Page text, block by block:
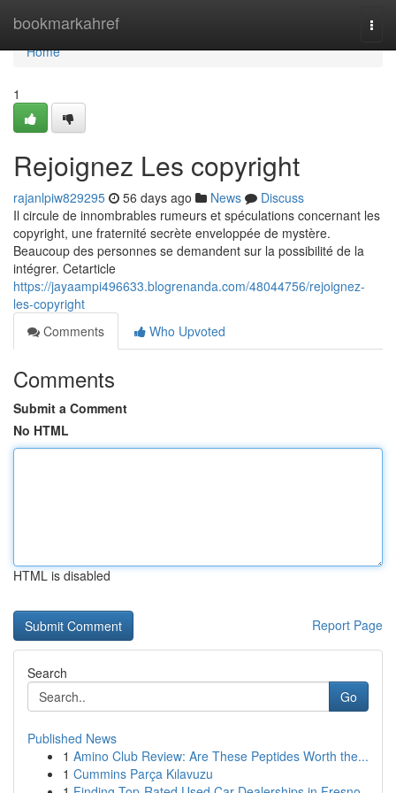
bookmarkahref
Home
Home
1
Rejoignez Les copyright
rajanlpiw829295 56 days ago News
Discuss
Il circule de innombrables rumeurs et spéculations concernant les
copyright, une fraternité secrète enveloppée de mystère.
Beaucoup des personnes se demandent sur la possibilité de la
intégrer. Cetarticle
https://jayaampi496633.blogrenanda.com/48044756/rejoignez-
les-copyright
Comments
Who Upvoted
Comments
Submit a Comment
No HTML
HTML is disabled
Report Page
Search
Go
Published News
1 Amino Club Review: Are These Peptides Worth the...
1 Cummins Parça Kılavuzu